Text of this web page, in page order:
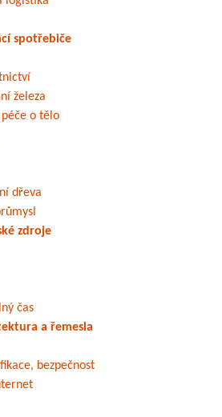
spotřebiče
železa
o tělo
dřeva
zdroje
čas
a řemesla
bezpečnost